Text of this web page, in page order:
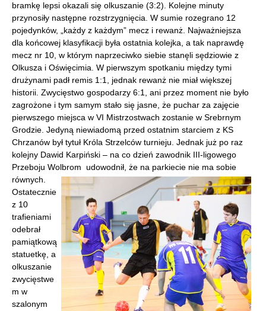
bramkę lepsi okazali się olkuszanie (3:2). Kolejne minuty
przynosiły następne rozstrzygnięcia. W sumie rozegrano 12
pojedynków, „każdy z każdym” mecz i rewanż. Najważniejsza
dla końcowej klasyfikacji była ostatnia kolejka, a tak naprawdę
mecz nr 10, w którym naprzeciwko siebie stanęli sędziowie z
Olkusza i Oświęcimia. W pierwszym spotkaniu między tymi
drużynami padł remis 1:1, jednak rewanż nie miał większej
historii. Zwycięstwo gospodarzy 6:1, ani przez moment nie było
zagrożone i tym samym stało się jasne, że puchar za zajęcie
pierwszego miejsca w VI Mistrzostwach zostanie w Srebrnym
Grodzie. Jedyną niewiadomą przed ostatnim starciem z KS
Chrzanów był tytuł Króla Strzelców turnieju. Jednak już po raz
kolejny Dawid Karpiński – na co dzień zawodnik III-ligowego
Przeboju Wolbrom udowodnił, że na parkiecie nie ma sobie
równych.
Ostatecznie
z 10
trafieniami
odebrał
pamiątkową
statuetkę, a
olkuszanie
zwycięstwe
m w
szalonym